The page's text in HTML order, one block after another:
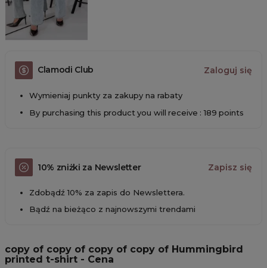
Clamodi Club Zaloguj się
Wymieniaj punkty za zakupy na rabaty
By purchasing this product you will receive : 189 points
10% zniżki za Newsletter Zapisz się
Zdobądź 10% za zapis do Newslettera.
Bądź na bieżąco z najnowszymi trendami
copy of copy of copy of copy of Hummingbird
printed t-shirt - Cena